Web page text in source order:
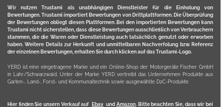
Wir nutzen Trustami als unabhängigen Dienstleister für die Einholung von
Bewertungen. Trustami importiert Bewertungen von Drittplattformen. Die Überprüfung
der Bewertungen obliegt diesen Plattformen. Bei den importierten Bewertungen kann
Trustami nicht sicherstellen, dass diese Bewertungen ausschließlich von Verbrauchern
stammen, die die Waren oder Dienstleistung auch tatsächlich genutzt oder erworben
haben. Weitere Details zur Herkunft und unmittelbaren Nachverfolung bzw. Referenz
der einzelnen Bewertungen, erhalten Sie durch klicken auf das Trustami-Logo.
YERD ist eine eingetragene Marke und ein Online-Shop der Motorgeräte Fischer GmbH
in Lahr/Schwarzwald. Unter der Marke YERD vertreibt das Unternehmen Produkte aus
Garten-, Land-, Forst- und Kommunaltechnik sowie ausgewählte D2C-Produkte.
Hier finden Sie unsern Verkauf auf Ebayund Amazon. Bitte beachten Sie, dass wir bei